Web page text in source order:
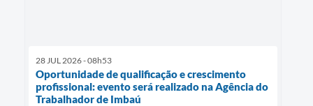
28 JUL 2026 - 08h53
Oportunidade de qualificação e crescimento
profissional: evento será realizado na Agência do
Trabalhador de Imbaú